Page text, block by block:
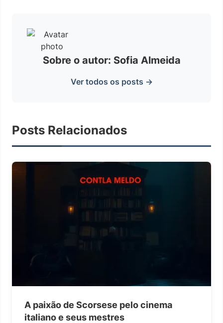
Sobre o autor: Sofia Almeida
Ver todos os posts →
Posts Relacionados
A paixão de Scorsese pelo cinema
italiano e seus mestres